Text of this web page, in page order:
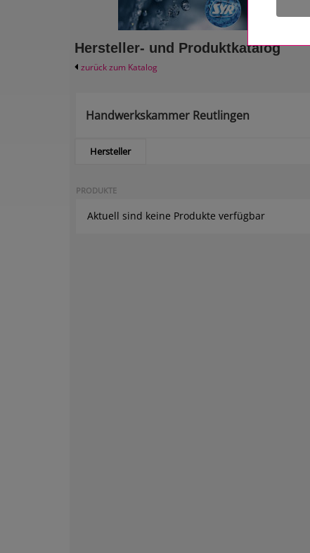
Hersteller- und Produktkatalog
zurück zum Katalog
Handwerkskammer Reutlingen
Hersteller
PRODUKTE
Aktuell sind keine Produkte verfügbar